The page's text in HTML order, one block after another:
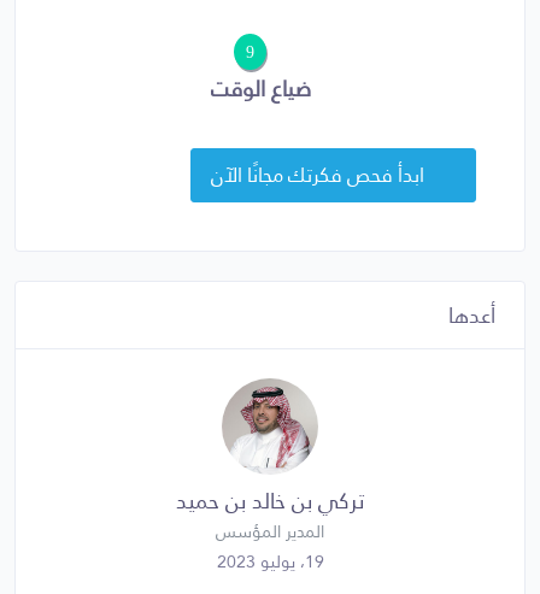
9
ضياع الوقت
ابدأ فحص فكرتك مجانًا الآن
أعدها
تركي بن خالد بن حميد
المدير المؤسس
19، يوليو 2023